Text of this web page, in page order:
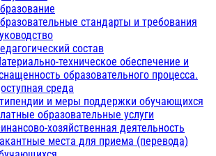
стандарты и требования
состав
техническое обеспечение и
образовательного процесса.
среда
и меры поддержки обучающихся
образовательные услуги
хозяйственная деятельность
места для приема (перевода)